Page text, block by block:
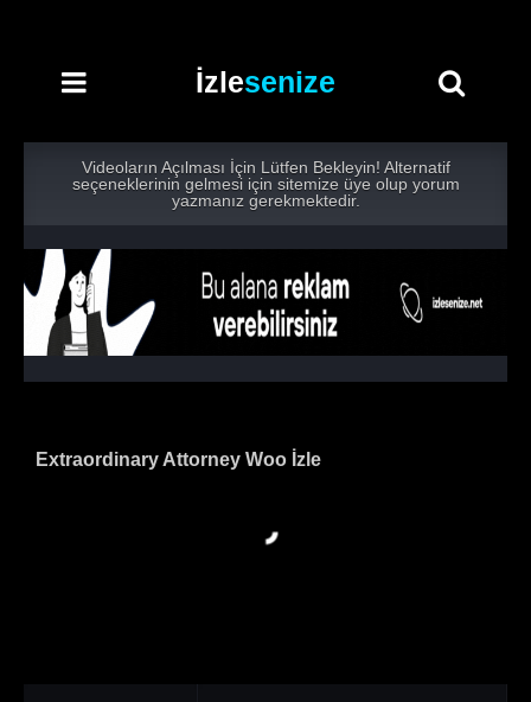
İzlesenize
Videoların Açılması İçin Lütfen Bekleyin! Alternatif
seçeneklerinin gelmesi için sitemize üye olup yorum
yazmanız gerekmektedir.
Extraordinary Attorney Woo İzle